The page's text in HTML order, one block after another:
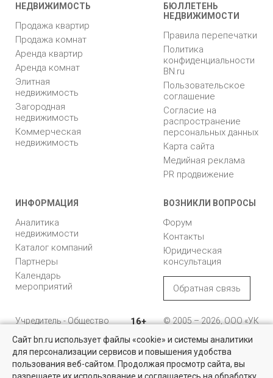
Квартиры на вторичном рынке
Более 10 тысяч квартир в Санкт-Петербурге и области от
НЕДВИЖИМОСТЬ
Продажа квартир
Продажа комнат
Аренда квартир
Аренда комнат
Элитная
недвижимость
Загородная
недвижимость
Коммерческая
недвижимость
БЮЛЛЕТЕНЬ
НЕДВИЖИМОСТИ
Правила перепечатки
Политика
конфиденциальности
BN.ru
Пользовательское
соглашение
Согласие на
распространение
персональных данных
Карта сайта
Медийная реклама
PR продвижение
ИНФОРМАЦИЯ
Аналитика
недвижимости
Каталог компаний
Партнеры
Календарь
мероприятий
ВОЗНИКЛИ ВОПРОСЫ
Форум
Контакты
Юридическая
консультация
Обратная связь
Учредитель - Общество
ответственностью
"Управляющая
компания "Бюллетень
недвижимости"
16+
© 2005 – 2026, ООО «УК
196105, Санкт-
Петербург, пр. Юрия
Гагарина, 1
Сайт bn.ru использует файлы «cookie» и системы аналитики
для персонализации сервисов и повышения удобства
пользования веб-сайтом. Продолжая просмотр сайта, вы